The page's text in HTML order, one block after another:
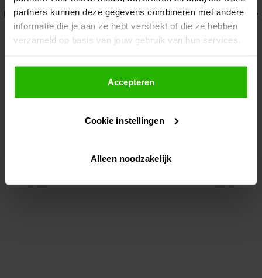
partners kunnen deze gegevens combineren met andere
informatie die je aan ze hebt verstrekt of die ze hebben
verzameld op basis van jouw gebruik van hun services.
Als je op "Accepteer" klikt, dan geef je Voordeeluitjes.nl
toestemming om cookies voor social media en
gepersonaliseerde advertenties te plaatsen.
Lees hier meer over in onsprivacybeleid
Via "Cookie instellingen" kun je ook zelf instellen welke
Accepteren
Cookie instellingen
Alleen noodzakelijk
loadingwww.voordeeluitjes.nl (see the browser console for more
information).